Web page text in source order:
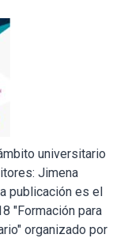
universitario
Jimena
publicación es el
"Formación para
organizado por